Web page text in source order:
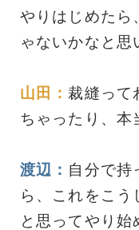
やりはじめたら
ゃないかなと思
山田： 裁縫って
ちゃったり、本
渡辺： 自分で持
ら、これをこう
と思ってやり始